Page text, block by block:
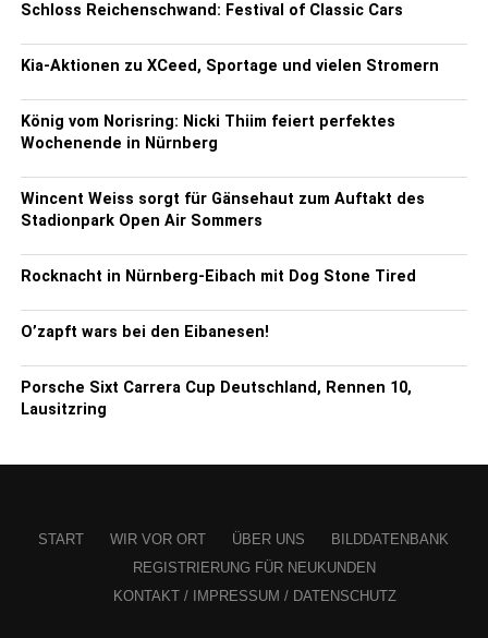
Schloss Reichenschwand: Festival of Classic Cars
Kia-Aktionen zu XCeed, Sportage und vielen Stromern
König vom Norisring: Nicki Thiim feiert perfektes
Wochenende in Nürnberg
Wincent Weiss sorgt für Gänsehaut zum Auftakt des
Stadionpark Open Air Sommers
Rocknacht in Nürnberg-Eibach mit Dog Stone Tired
O’zapft wars bei den Eibanesen!
Porsche Sixt Carrera Cup Deutschland, Rennen 10,
Lausitzring
START WIR VOR ORT ÜBER UNS
BILDDATENBANK
REGISTRIERUNG FÜR NEUKUNDEN
KONTAKT / IMPRESSUM / DATENSCHUTZ